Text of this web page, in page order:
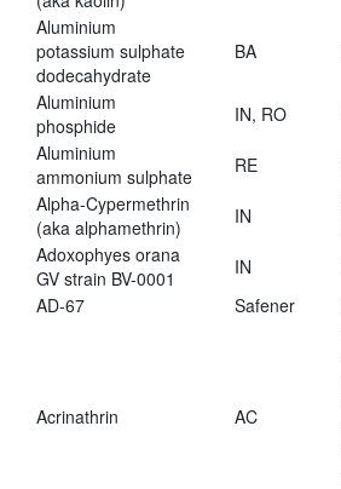
Aluminium
potassium sulphate
dodecahydrate
BA
Aluminium
phosphide
IN, RO
Aluminium
ammonium sulphate
RE
Alpha-Cypermethrin
(aka alphamethrin)
IN
Adoxophyes orana
GV strain BV-0001
IN
AD-67
Safener
Acrinathrin AC